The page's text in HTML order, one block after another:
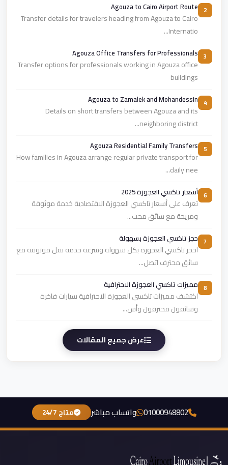
Agouza to Cairo Airport Route
Transfer details for travelers heading from Agouza to Cairo
Internatio...
Agouza Office Transfers for Professionals
Transfer options for professionals working in Agouza office
buildings
Agouza to Zamalek and Mohandessin
Details on short transfers between Agouza and its
neighboring district...
Agouza Residential Family Transfers
How families in Agouza arrange regular private transport for
daily nee...
أسعار تاكسي العجوزة 2025
تعرف على أسعار تاكسي العجوزة الاقتصادية خدمة موثوقة
ومريحة مع سائق محت...
حجز تاكسي العجوزة بسهولة
احجز تاكسي العجوزة بكل سهولة وسرعة خدمة نقل موثوقة مع
سائق محترف اتصل...
مميزات تاكسي العجوزة الاحترافية
اكتشف مميزات تاكسي العجوزة الاحترافية سيارات فاخرة
وسائقون محترفون وأس...
عرض جميع المقالات
01000948802 واتساب مباشر متاح 24/7